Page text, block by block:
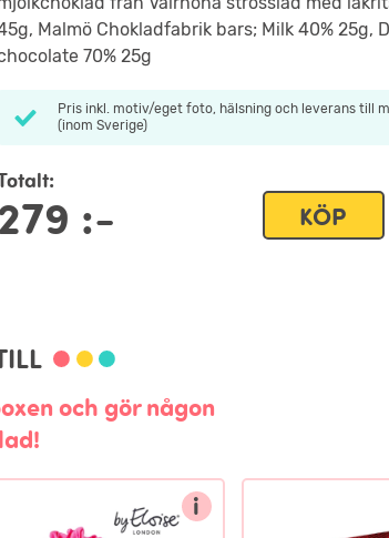
Malmö Chokladfabrik bars; Milk 40% 25g,
70% 25g
Pris inkl. motiv/eget foto, hälsning och leverans till
(inom Sverige)
279 :- KÖP
och gör någon
i